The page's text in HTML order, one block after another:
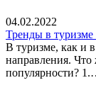
04.02.2022
Тренды в туризме
В туризме, как и
направления. Что
популярности?